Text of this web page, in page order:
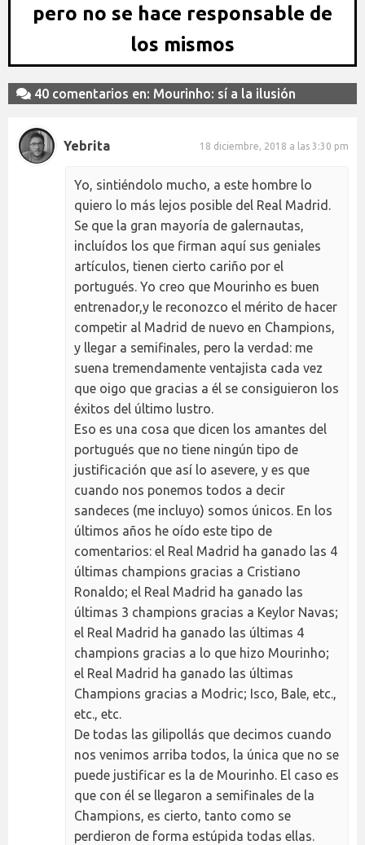
pero no se hace responsable de
los mismos
40 comentarios en: Mourinho: sí a la ilusión
Yebrita 18 diciembre, 2018 a las 3:30 pm
Yo, sintiéndolo mucho, a este hombre lo
quiero lo más lejos posible del Real Madrid.
Se que la gran mayoría de galernautas,
incluídos los que firman aquí sus geniales
artículos, tienen cierto cariño por el
portugués. Yo creo que Mourinho es buen
entrenador,y le reconozco el mérito de hacer
competir al Madrid de nuevo en Champions,
y llegar a semifinales, pero la verdad: me
suena tremendamente ventajista cada vez
que oigo que gracias a él se consiguieron los
éxitos del último lustro.
Eso es una cosa que dicen los amantes del
portugués que no tiene ningún tipo de
justificación que así lo asevere, y es que
cuando nos ponemos todos a decir
sandeces (me incluyo) somos únicos. En los
últimos años he oído este tipo de
comentarios: el Real Madrid ha ganado las 4
últimas champions gracias a Cristiano
Ronaldo; el Real Madrid ha ganado las
últimas 3 champions gracias a Keylor Navas;
el Real Madrid ha ganado las últimas 4
champions gracias a lo que hizo Mourinho;
el Real Madrid ha ganado las últimas
Champions gracias a Modric; Isco, Bale, etc.,
etc., etc.
De todas las gilipollás que decimos cuando
nos venimos arriba todos, la única que no se
puede justificar es la de Mourinho. El caso es
que con él se llegaron a semifinales de la
Champions, es cierto, tanto como se
perdieron de forma estúpida todas ellas.